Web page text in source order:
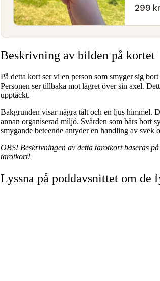
299 kr
Beskrivning av bilden på kortet
På detta kort ser vi en person som smyger sig
Personen ser tillbaka mot lägret över sin axel.
upptäckt.
Bakgrunden visar några tält och en ljus himmel.
annan organiserad miljö. Svärden som bärs bort
smygande beteende antyder en handling av svek
OBS! Beskrivningen av detta tarotkort baseras på
tarotkort!
Lyssna på poddavsnittet om de